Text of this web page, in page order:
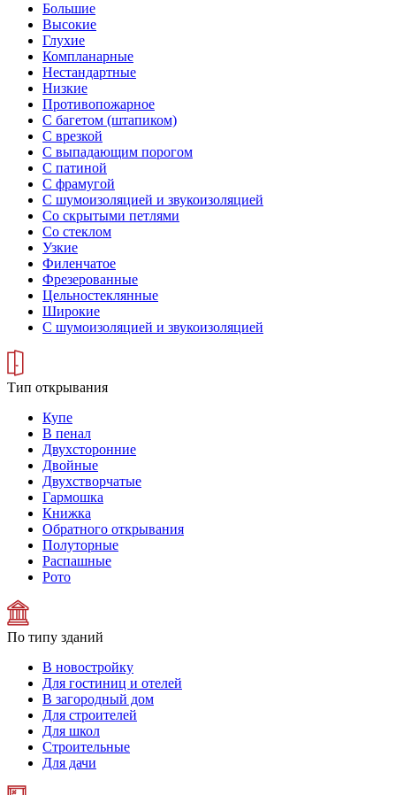
Большие
Высокие
Глухие
Компланарные
Нестандартные
Низкие
Противопожарное
С багетом (штапиком)
С врезкой
С выпадающим порогом
С патиной
С фрамугой
С шумоизоляцией и звукоизоляцией
Со скрытыми петлями
Со стеклом
Узкие
Филенчатое
Фрезерованные
Цельностеклянные
Широкие
С шумоизоляцией и звукоизоляцией
Тип открывания
Купе
В пенал
Двухсторонние
Двойные
Двухстворчатые
Гармошка
Книжка
Обратного открывания
Полуторные
Распашные
Рото
По типу зданий
В новостройку
Для гостиниц и отелей
В загородный дом
Для строителей
Для школ
Строительные
Для дачи